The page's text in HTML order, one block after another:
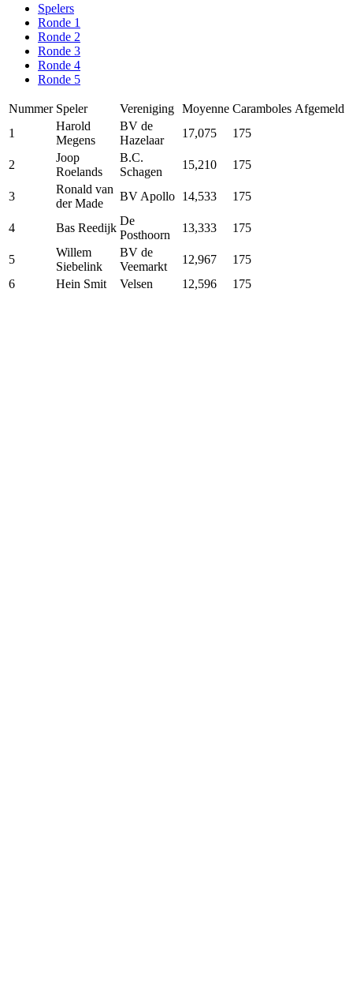
Spelers
Ronde 1
Ronde 2
Ronde 3
Ronde 4
Ronde 5
Nummer Speler Vereniging Moyenne Caramboles Afgemeld
1
Harold
Megens
BV de
Hazelaar
17,075 175
2
Joop
Roelands
B.C.
Schagen
15,210 175
3
Ronald van
der Made
BV Apollo 14,533 175
4 Bas Reedijk
De
Posthoorn
13,333 175
5
Willem
Siebelink
BV de
Veemarkt
12,967
175
6
Hein Smit Velsen 12,596 175